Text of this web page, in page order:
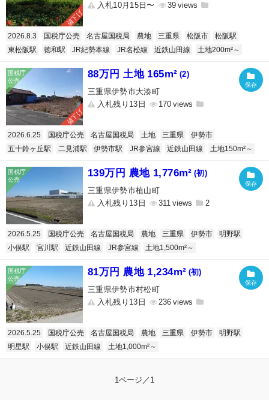
値下げ
入札10月15日〜
39
2026.8.3 国税庁公売 名古屋国税局 農地 三重県 松阪市
松阪駅
東松阪駅
徳和駅 JR紀勢本線 JR名松線 近鉄山田線 土地200m²～
値下げ
88万円 土地 165m² (2)
三重県伊勢市大湊町
入札残り13日
170
2026.6.25 国税庁公売 名古屋国税局 土地 三重県
伊勢市
五十鈴ヶ丘駅
二見浦駅 伊勢市駅 JR参宮線 近鉄山田線 土地150m²～
139万円 農地 1,776m² (初)
三重県伊勢市植山町
入札残り13日
311 2
2026.5.25 国税庁公売 名古屋国税局 農地 三重県 伊勢市
明野駅
小俣駅
宮川駅 近鉄山田線 JR参宮線 土地1,500m²～
81万円 農地 1,234m² (初)
三重県伊勢市村松町
入札残り13日
236
2026.5.25 国税庁公売 名古屋国税局 農地 三重県 伊勢市
明野駅
明星駅
小俣駅 近鉄山田線 土地1,000m²～
1ページ／1